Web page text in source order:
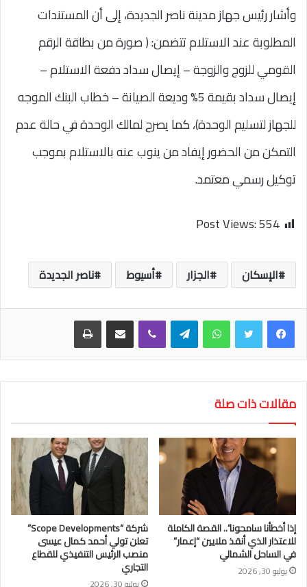
وأشار رئيس جهاز مدينة ناصر الجديدة، إلى أن المستندات
المطلوبة عند الاستلام تتضمن: ( صورة من بطاقة الرقم
القومي للزوج والزوجة – إيصال سداد دفعة الاستلام –
إيصال سداد بقيمة 5% وديعة الصيانة – خطاب البنك الموجه
للجهاز لتسليم الوحدة)، كما يصرح لمالك الوحدة في حالة عدم
التمكن من الحضور إيفاد من ينوب عنه بالاستلام بموجب
توكيل رسمي معتمد.
Post Views:554
الإسكان الجزار أسيوط ناصر الجديدة
واتساب تيلقرام
مقالات ذات صلة
إذا أخطأنا سامحونا”.. القصة الكاملة
للاعتذار الذي أنقذ ملايين “إعمار”
في الساحل الشمالي
يوليو 30, 2026
شركة “Scope Developments”
تعلن تولي أحمد كمال عيسى
منصب الرئيس التنفيذي للقطاع
التجاري